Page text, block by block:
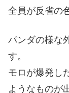
全員が反省の
パンダの様な
す。
モロが爆発し
ようなものが